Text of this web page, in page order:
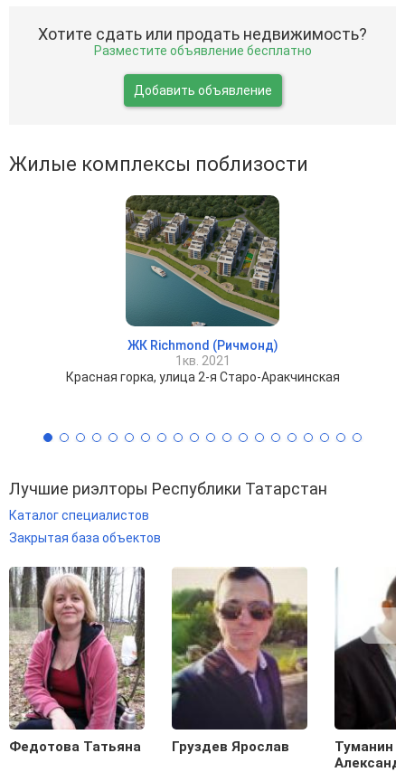
Хотите сдать или продать недвижимость?
Разместите объявление бесплатно
Добавить объявление
Жилые комплексы поблизости
ЖК Richmond (Ричмонд)
1кв. 2021
Красная горка, улица 2-я Старо-Аракчинская
Лучшие риэлторы Республики Татарстан
Каталог специалистов
Закрытая база объектов
Федотова Татьяна Груздев Ярослав
Туманин